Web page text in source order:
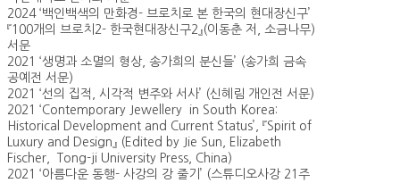
2024 ‘백인백색의 만화경- 브로치로 본 한국의 현대장신구’
『100개의 브로치2- 한국현대장신구2』(이동춘 저, 소금나무)
서문
2021 ‘생명과 소멸의 형상, 송가희의 분신들’ (송가희 금속
공예전 서문)
2021 ‘선의 집적, 시각적 변주와 서사’ (신혜림 개인전 서문)
2021 ‘Contemporary Jewellery in South Korea:
Historical Development and Current Status’, 『Spirit of
Luxury and Design』 (Edited by Jie Sun, Elizabeth
Fischer, Tong-ji University Press, China)
2021 ‘아름다운 동행- 사강의 강 줄기’ (스튜디오사강 21주